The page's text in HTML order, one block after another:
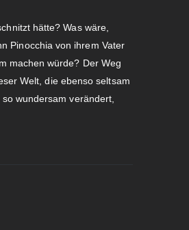
hätte? Was wäre,
Pinocchia von ihrem Vater
machen würde? Der Weg
Welt, die ebenso seltsam
wundersam verändert,